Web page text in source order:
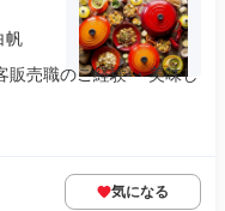
帆
販売職のご経験 ・美味し
気になる